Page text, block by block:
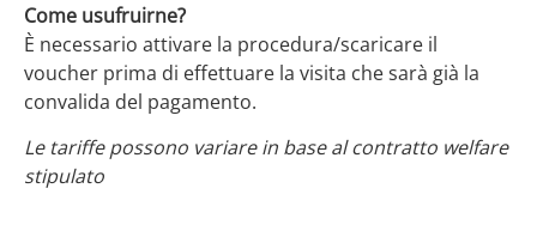
Come usufruirne?
È necessario attivare la procedura/scaricare il
voucher prima di effettuare la visita che sarà già la
convalida del pagamento.
Le tariffe possono variare in base al contratto welfare
stipulato